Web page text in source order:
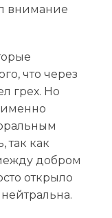
внимание
что через
грех. Но
именно
так как
добром
открыло